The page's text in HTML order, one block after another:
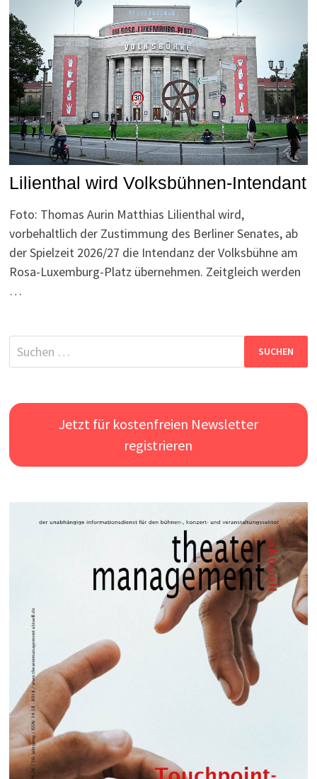
Lilienthal wird Volksbühnen-Intendant
Foto: Thomas Aurin Matthias Lilienthal wird,
vorbehaltlich der Zustimmung des Berliner Senates, ab
der Spielzeit 2026/27 die Intendanz der Volksbühne am
Rosa-Luxemburg-Platz übernehmen. Zeitgleich werden
…
Suchen
nach:
Jetzt für kostenfreien Newsletter
registrieren